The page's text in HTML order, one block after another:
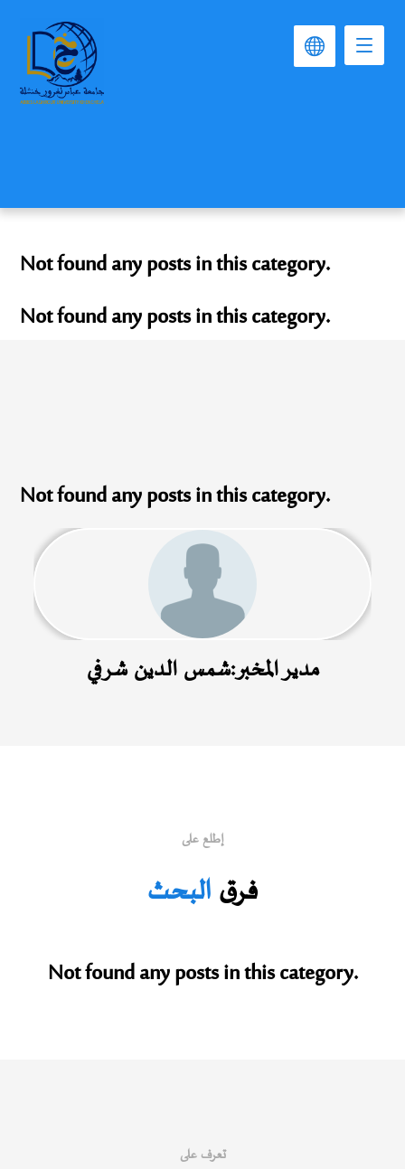
Not found any posts in this category.
Not found any posts in this category.
Not found any posts in this category.
مدير المخبر:شمس الدين شرفي
إطلع على
فرق البحث
Not found any posts in this category.
تعرف على